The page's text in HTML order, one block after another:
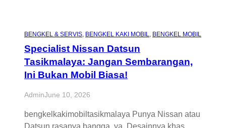
BENGKEL & SERVIS, BENGKEL KAKI MOBIL, BENGKEL MOBIL
Specialist Nissan Datsun
Tasikmalaya: Jangan Sembarangan,
Ini Bukan Mobil Biasa!
AdminJune 10, 2026
bengkelkakimobiltasikmalaya Punya Nissan atau